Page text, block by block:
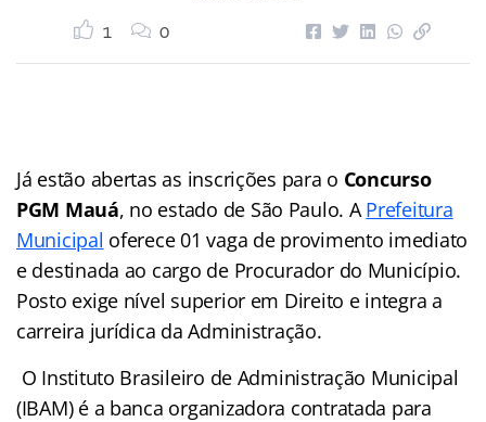
1 0
Já estão abertas as inscrições para o Concurso
PGM Mauá, no estado de São Paulo. APrefeitura
Municipal oferece 01 vaga de provimento imediato
e destinada ao cargo de Procurador do Município.
Posto exige nível superior em Direito e integra a
carreira jurídica da Administração.
O Instituto Brasileiro de Administração Municipal
(IBAM) é a banca organizadora contratada para